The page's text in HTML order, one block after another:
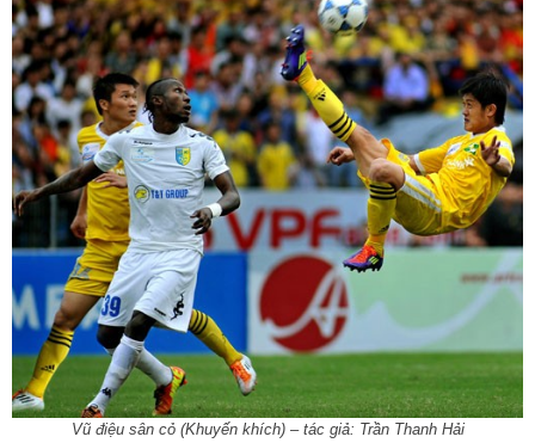
Vũ điệu sân cỏ (Khuyến khích) – tác giả: Trần Thanh Hải